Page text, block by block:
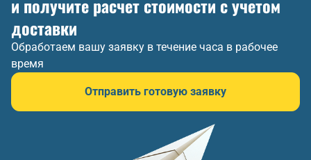
и получите расчет стоимости с учетом
доставки
Обработаем вашу заявку в течение часа в рабочее
время
Отправить готовую заявку